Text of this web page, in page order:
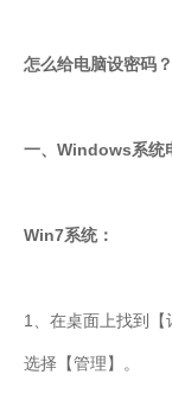
怎么给电脑设密码？
一、Windows系统
Win7系统：
1、在桌面上找到
选择【管理】。